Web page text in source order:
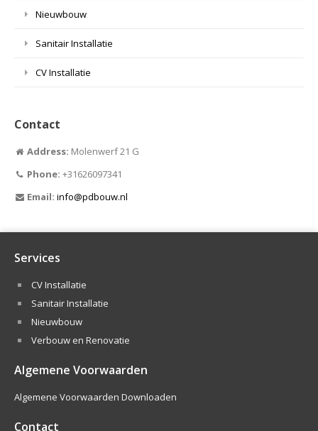
Nieuwbouw
Sanitair Installatie
CV Installatie
Contact
Address: Molenwerf 21 G
Phone: +31626097341
Email: info@pdbouw.nl
Services
CV Installatie
Sanitair Installatie
Nieuwbouw
Verbouw en Renovatie
Algemene Voorwaarden
Algemene Voorwaarden Downloaden
Contact